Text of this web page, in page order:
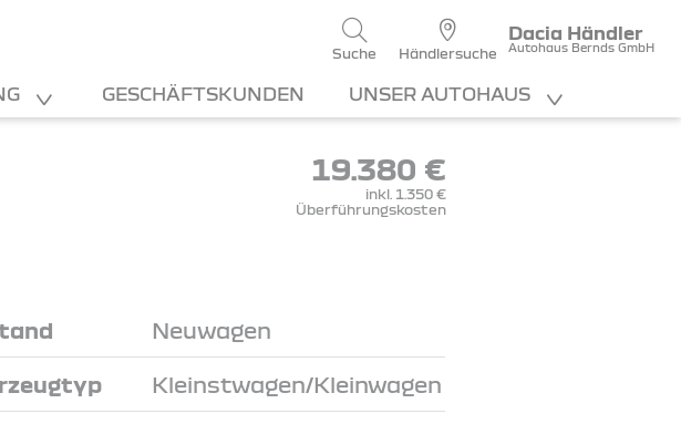
Suche Händlersuche
Dacia Händler
Autohaus Bernds GmbH
GESCHÄFTSKUNDEN UNSER AUTOHAUS
19.380 €
inkl. 1.350 €
Überführungskosten
Neuwagen
Kleinstwagen/Kleinwagen